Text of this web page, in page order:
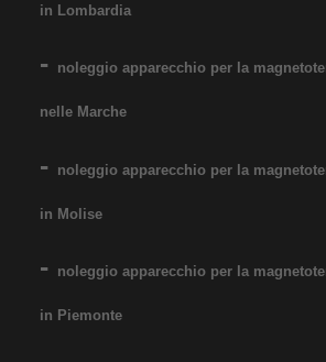
in Lombardia
noleggio apparecchio per la
nelle Marche
noleggio apparecchio per la
in Molise
noleggio apparecchio per la
in Piemonte